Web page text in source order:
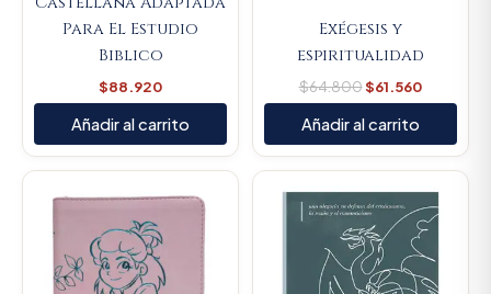
Para El Estudio
Biblico
$88.920
Añadir al carrito
Exégesis y
espiritualidad
$64.800$61.560
Añadir al carrito
price
was:
$107.000.
Current
price
is:
$101.650.
price
was:
$74.100.
Current
price
is:
$70.395.